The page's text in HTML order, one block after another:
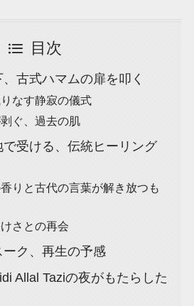
目次
古式ハマムの扉を叩く
なす静寂の儀式
ぐ、過去の肌
受ける、伝統ヒーリング
りと古代の言葉が解き放つも
さとの再会
ク、再生の予感
Allal Taziの夜がもたらした